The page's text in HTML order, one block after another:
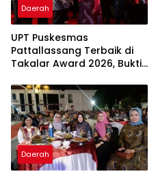
Daerah
UPT Puskesmas
Pattallassang Terbaik di
Takalar Award 2026, Bukti
Pelayanan Kesehatan
Berkualitas
Daerah